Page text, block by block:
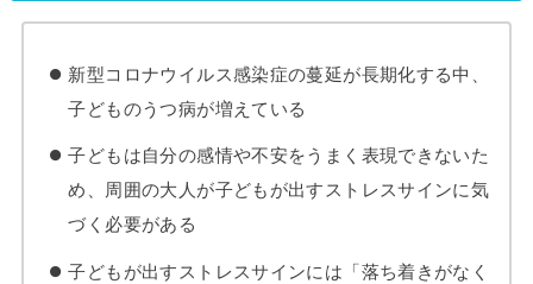
新型コロナウイルス感染症の蔓延が長期化する中、
子どものうつ病が増えている
子どもは自分の感情や不安をうまく表現できないた
め、周囲の大人が子どもが出すストレスサインに気
づく必要がある
子どもが出すストレスサインには「落ち着きがなく